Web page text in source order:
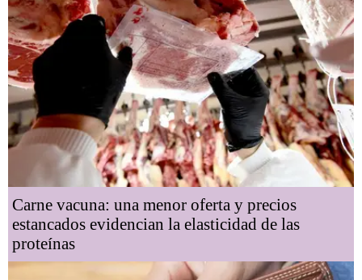
Carne vacuna: una menor oferta y precios
estancados evidencian la elasticidad de las
proteínas